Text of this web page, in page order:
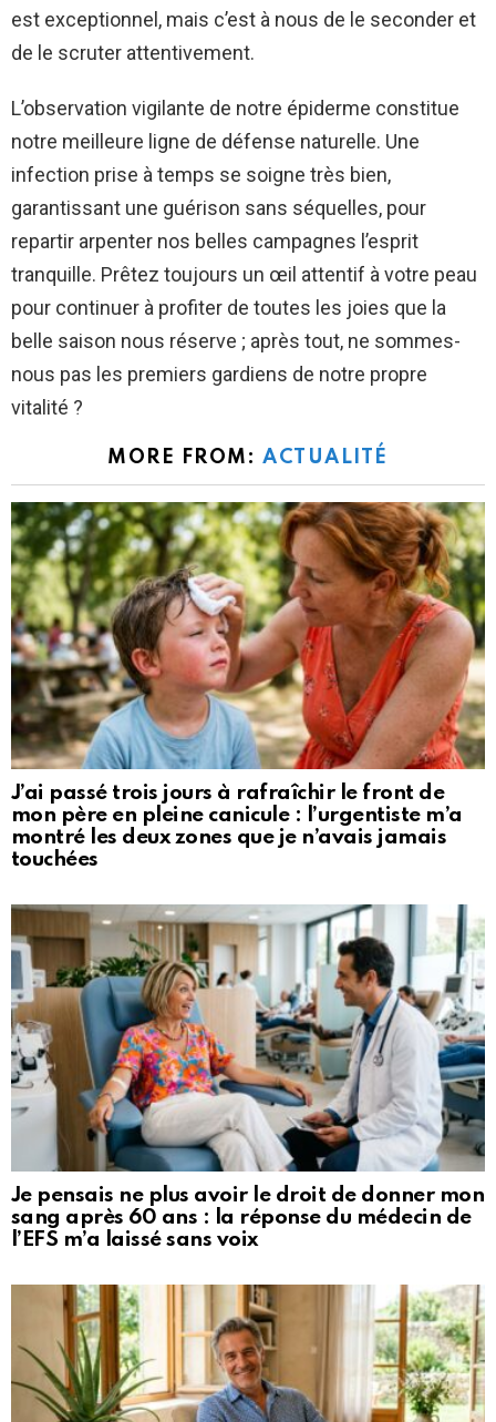
est exceptionnel, mais c’est à nous de le seconder et
de le scruter attentivement.
L’observation vigilante de notre épiderme constitue
notre meilleure ligne de défense naturelle. Une
infection prise à temps se soigne très bien,
garantissant une guérison sans séquelles, pour
repartir arpenter nos belles campagnes l’esprit
tranquille. Prêtez toujours un œil attentif à votre peau
pour continuer à profiter de toutes les joies que la
belle saison nous réserve ; après tout, ne sommes-
nous pas les premiers gardiens de notre propre
vitalité ?
MORE FROM:ACTUALITÉ
J’ai passé trois jours à rafraîchir le front de
mon père en pleine canicule : l’urgentiste m’a
montré les deux zones que je n’avais jamais
touchées
Je pensais ne plus avoir le droit de donner mon
sang après 60 ans : la réponse du médecin de
l’EFS m’a laissé sans voix